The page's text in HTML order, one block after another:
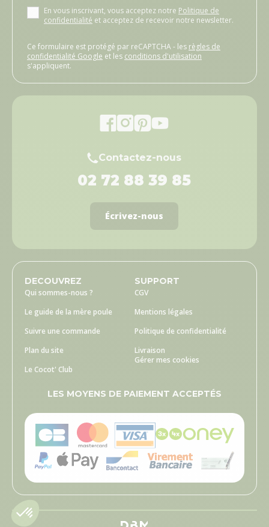
En vous inscrivant, vous acceptez notre Politique de
confidentialité et acceptez de recevoir notre newsletter.
Ce formulaire est protégé par reCAPTCHA - les règles de
confidentialité Google et les conditions d'utilisation
s'appliquent.
Contactez-nous
02 72 88 39 85
Écrivez-nous
DECOUVREZ
Qui sommes-nous ?
Le guide de la mère poule
Suivre une commande
Plan du site
Le Cocot' Club
SUPPORT
CGV
Mentions légales
Politique de confidentialité
Livraison
Gérer mes cookies
LES MOYENS DE PAIEMENT ACCEPTÉS